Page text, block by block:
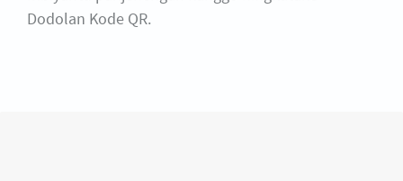
Dodolan Kode QR.